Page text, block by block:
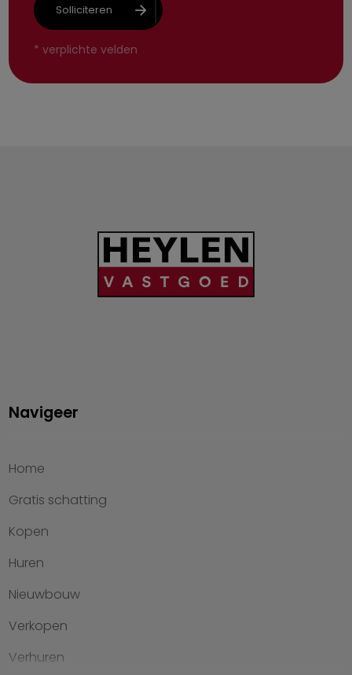
Solliciteren
*verplichte velden
Navigeer
Home
Gratis schatting
Kopen
Huren
Nieuwbouw
Verkopen
Verhuren